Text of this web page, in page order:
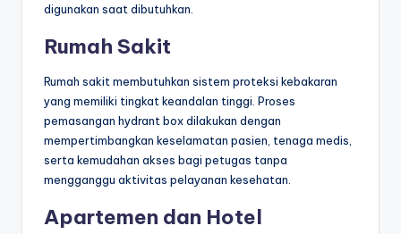
digunakan saat dibutuhkan.
Rumah Sakit
Rumah sakit membutuhkan sistem proteksi kebakaran
yang memiliki tingkat keandalan tinggi. Proses
pemasangan hydrant box dilakukan dengan
mempertimbangkan keselamatan pasien, tenaga medis,
serta kemudahan akses bagi petugas tanpa
mengganggu aktivitas pelayanan kesehatan.
Apartemen dan Hotel